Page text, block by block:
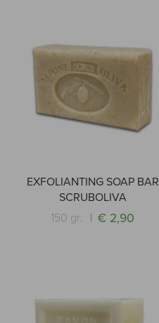
EXFOLIANTING SOAP BAR
SCRUBOLIVA
150 gr.
€ 2,90